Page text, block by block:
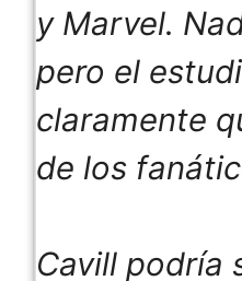
y Marvel.
pero el
claramente
de los
Cavill podría